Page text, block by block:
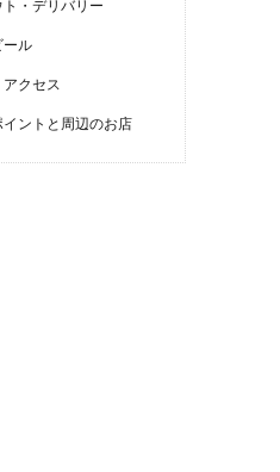
・デリバリー
ール
クセス
ントと周辺のお店